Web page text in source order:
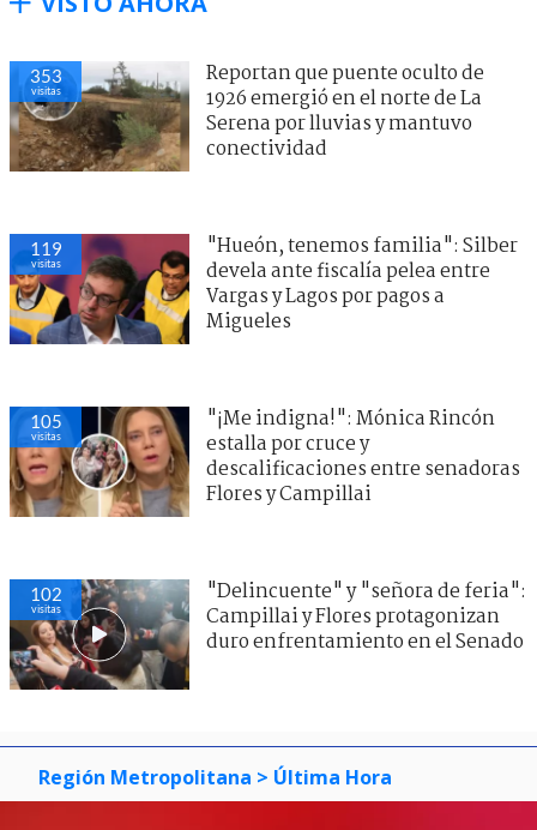
353
visitas
Reportan que puente oculto de
1926 emergió en el norte de La
Serena por lluvias y mantuvo
conectividad
119
visitas
"Hueón, tenemos familia": Silber
devela ante fiscalía pelea entre
Vargas y Lagos por pagos a
Migueles
105
visitas
"¡Me indigna!": Mónica Rincón
estalla por cruce y
descalificaciones entre senadoras
Flores y Campillai
102
visitas
"Delincuente" y "señora de feria":
Campillai y Flores protagonizan
duro enfrentamiento en el Senado
Región Metropolitana > Última Hora